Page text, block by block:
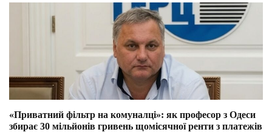
«Приватний фільтр на комуналці»: як професор з Одеси
збирає 30 мільйонів гривень щомісячної ренти з платежів